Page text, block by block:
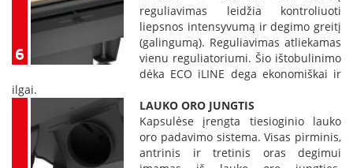
i
l
a
reguliavimas leidžia kontroliuoti
liepsnos intensyvumą ir degimo greitį
(galingumą). Reguliavimas atliekamas
vienu reguliatoriumi. Šio ištobulinimo
dėka ECO iLINE dega ekonomiškai ir
ilgai.
LAUKO ORO JUNGTIS
Kapsulėse įrengta tiesioginio lauko
oro padavimo sistema. Visas pirminis,
antrinis ir tretinis oras degimui